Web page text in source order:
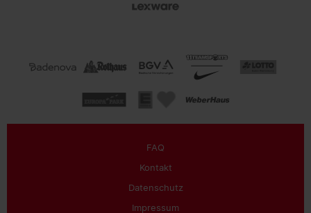
FAQ
Kontakt
Datenschutz
Impressum